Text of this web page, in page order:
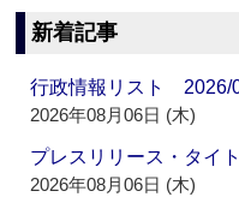
新着記事
行政情報リスト 2026/
2026年08月06日 (木)
プレスリリース・タイ
2026年08月06日 (木)